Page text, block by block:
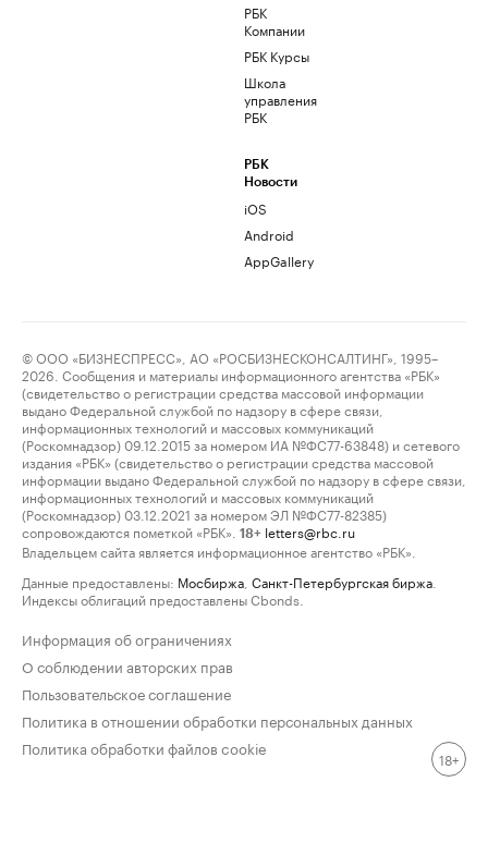
РБК
Компании
РБК Курсы
Школа
управления
РБК
РБК
Новости
iOS
Android
AppGallery
© ООО «БИЗНЕСПРЕСС», АО «РОСБИЗНЕСКОНСАЛТИНГ», 1995–
2026. Сообщения и материалы информационного агентства «РБК»
(свидетельство о регистрации средства массовой информации
выдано Федеральной службой по надзору в сфере связи,
информационных технологий и массовых коммуникаций
(Роскомнадзор) 09.12.2015 за номером ИА №ФС77-63848) и сетевого
издания «РБК» (свидетельство о регистрации средства массовой
информации выдано Федеральной службой по надзору в сфере связи,
информационных технологий и массовых коммуникаций
(Роскомнадзор) 03.12.2021 за номером ЭЛ №ФС77-82385)
сопровождаются пометкой «РБК».
18+ letters@rbc.ru
Владельцем сайта является информационное агентство «РБК».
Данные предоставлены: Мосбиржа Санкт-Петербургская биржа
Индексы облигаций предоставлены Cbonds.
Информация об ограничениях
О соблюдении авторских прав
Пользовательское соглашение
Политика в отношении обработки персональных данных
Политика обработки файлов cookie
18+